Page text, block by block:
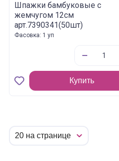
Шпажки бамбуковые с
жемчугом 12см
арт.7390341(50шт)
Фасовка: 1 уп
Купить